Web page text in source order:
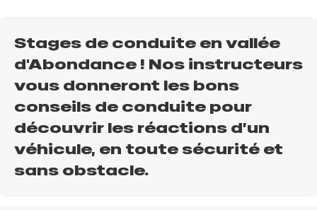
Stages de conduite en vallée
d'Abondance ! Nos instructeurs
vous donneront les bons
conseils de conduite pour
découvrir les réactions d’un
véhicule, en toute sécurité et
sans obstacle.